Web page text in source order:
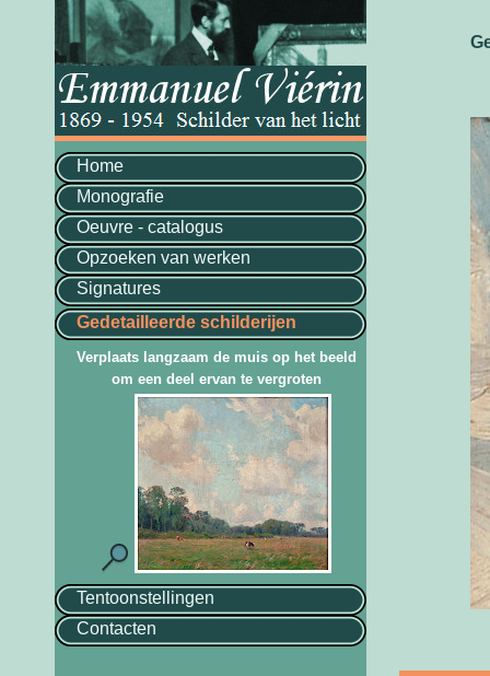
Home
Monografie
Oeuvre - catalogus
Opzoeken van werken
Signatures
Gedetailleerde schilderijen
Verplaats langzaam de muis op het beeld
om een deel ervan te vergroten
Tentoonstellingen
Contacten